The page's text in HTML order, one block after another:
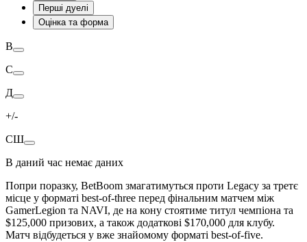
Перші дуелі
Оцінка та форма
В
С
Д
+/-
СШ
В даний час немає даних
Попри поразку, BetBoom змагатимуться проти Legacy за третє
місце у форматі best-of-three перед фінальним матчем між
GamerLegion та NAVI, де на кону стоятиме титул чемпіона та
$125,000 призових, а також додаткові $170,000 для клубу.
Матч відбудеться у вже знайомому форматі best-of-five.